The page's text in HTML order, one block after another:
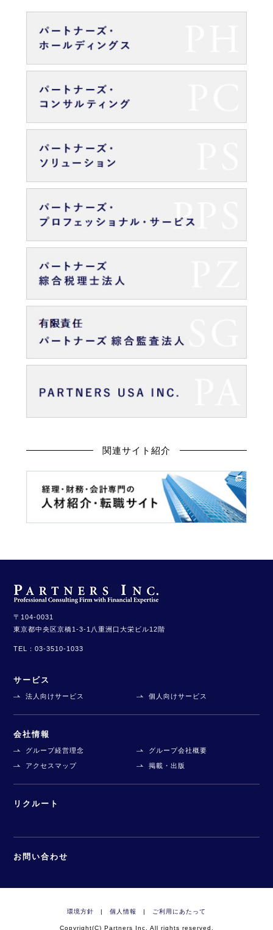
関連サイト紹介
〒104-0031
東京都中央区京橋1-3-1 八重洲口大栄ビル12階
TEL：03-3510-1033
サービス
法人向けサービス 個人向けサービス
会社情報
グループ経営理念 グループ会社概要
アクセスマップ 掲載・出版
リクルート
お問い合わせ
環境方針 | 個人情報 | ご利用にあたって
Copyright(C) Partners Inc. All rights reserved.